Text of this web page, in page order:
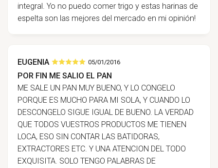
integral. Yo no puedo comer trigo y estas harinas de
espelta son las mejores del mercado en mi opinión!
EUGENIA 05/01/2016
POR FIN ME SALIO EL PAN
ME SALE UN PAN MUY BUENO, Y LO CONGELO
PORQUE ES MUCHO PARA MI SOLA, Y CUANDO LO
DESCONGELO SIGUE IGUAL DE BUENO. LA VERDAD
QUE TODOS VUESTROS PRODUCTOS ME TIENEN
LOCA, ESO SIN CONTAR LAS BATIDORAS,
EXTRACTORES ETC. Y UNA ATENCION DEL TODO
EXQUISITA. SOLO TENGO PALABRAS DE